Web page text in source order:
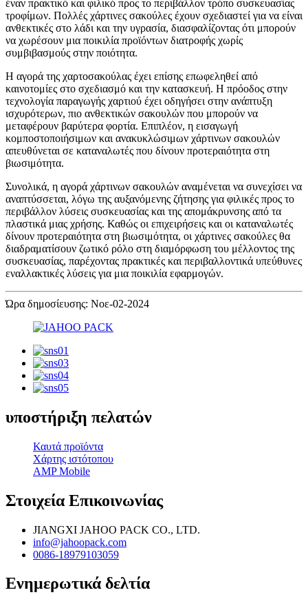
έναν πρακτικό και φιλικό προς το περιβάλλον τρόπο συσκευασίας
τροφίμων. Πολλές χάρτινες σακούλες έχουν σχεδιαστεί για να είναι
ανθεκτικές στο λάδι και την υγρασία, διασφαλίζοντας ότι μπορούν
να χωρέσουν μια ποικιλία προϊόντων διατροφής χωρίς
συμβιβασμούς στην ποιότητα.
Η αγορά της χαρτοσακούλας έχει επίσης επωφεληθεί από
καινοτομίες στο σχεδιασμό και την κατασκευή. Η πρόοδος στην
τεχνολογία παραγωγής χαρτιού έχει οδηγήσει στην ανάπτυξη
ισχυρότερων, πιο ανθεκτικών σακουλών που μπορούν να
μεταφέρουν βαρύτερα φορτία. Επιπλέον, η εισαγωγή
κομποστοποιήσιμων και ανακυκλώσιμων χάρτινων σακουλών
απευθύνεται σε καταναλωτές που δίνουν προτεραιότητα στη
βιωσιμότητα.
Συνολικά, η αγορά χάρτινων σακουλών αναμένεται να συνεχίσει να
αναπτύσσεται, λόγω της αυξανόμενης ζήτησης για φιλικές προς το
περιβάλλον λύσεις συσκευασίας και της απομάκρυνσης από τα
πλαστικά μιας χρήσης. Καθώς οι επιχειρήσεις και οι καταναλωτές
δίνουν προτεραιότητα στη βιωσιμότητα, οι χάρτινες σακούλες θα
διαδραματίσουν ζωτικό ρόλο στη διαμόρφωση του μέλλοντος της
συσκευασίας, παρέχοντας πρακτικές και περιβαλλοντικά υπεύθυνες
εναλλακτικές λύσεις για μια ποικιλία εφαρμογών.
Ώρα δημοσίευσης: Νοε-02-2024
υποστήριξη πελατών
Καυτά προϊόντα
Χάρτης ιστότοπου
AMP Mobile
Στοιχεία Επικοινωνίας
JIANGXI JAHOO PACK CO., LTD.
info@jahoopack.com
0086-18979103059
Ενημερωτικά δελτία